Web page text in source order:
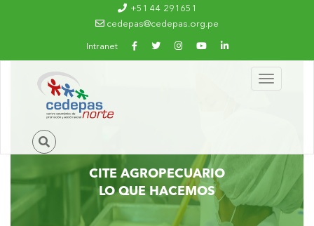
+51 44 291651
cedepas@cedepas.org.pe
Intranet
Toggle
navigation
CITE AGROPECUARIO
LO QUE HACEMOS